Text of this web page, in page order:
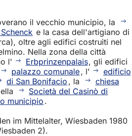
il vecchio municipio, la
e la casa dell'artigiano di
oltre agli edifici costruiti nel
Nella zona della città
l'
Erbprinzenpalais, gli edifici
palazzo comunale, l'
edificio
di San Bonifacio , la
chiesa
Società del Casinò di
municipio.
im Mittelalter, Wiesbaden 1980
2).